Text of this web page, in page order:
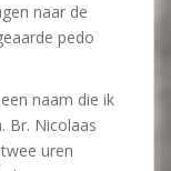
naar de
pedo
naam die ik
Br. Nicolaas
uren